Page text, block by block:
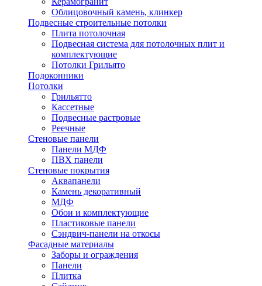
Облицовочный камень, клинкер
Подвесные строительные потолки
Плита потолочная
Подвесная система для потолочных плит и
комплектующие
Потолки Грильято
Подоконники
Потолки
Грильятто
Кассетные
Подвесные растровые
Реечные
Стеновые панели
Панели МДФ
ПВХ панели
Стеновые покрытия
Аквапанели
Камень декоративный
МДФ
Обои и комплектующие
Пластиковые панели
Сэндвич-панели на откосы
Фасадные материалы
Заборы и ограждения
Панели
Плитка